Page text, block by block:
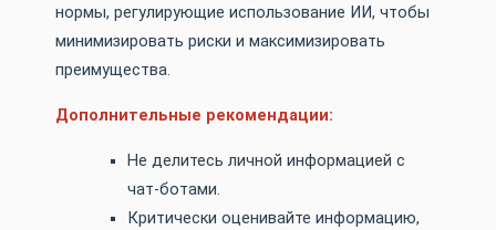
нормы, регулирующие использование ИИ, чтобы
минимизировать риски и максимизировать
преимущества.
Дополнительные рекомендации:
Не делитесь личной информацией с
чат-ботами.
Критически оценивайте информацию,